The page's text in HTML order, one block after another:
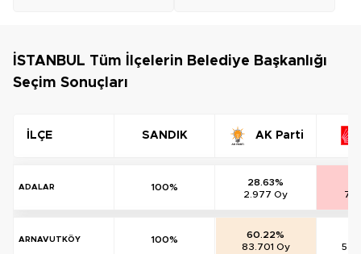
İSTANBUL Tüm İlçelerin Belediye Başkanlığı
Seçim Sonuçları
İLÇE SANDIK AK Parti
ADALAR 100%
28.63%
2.977 Oy
ARNAVUTKÖY 100%
60.22%
83.701 Oy